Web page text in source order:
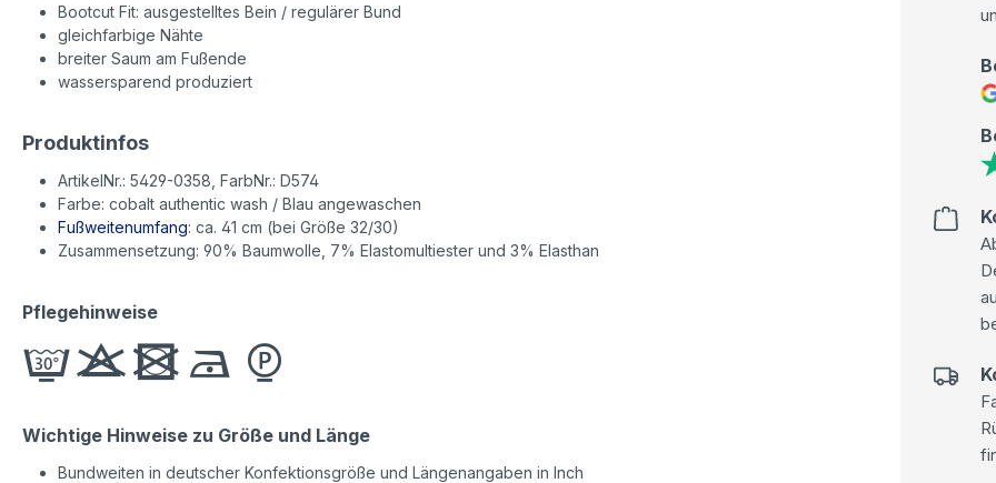
Bootcut Fit: ausgestelltes Bein / regulärer Bund
gleichfarbige Nähte
breiter Saum am Fußende
wassersparend produziert
Produktinfos
ArtikelNr.: 5429-0358, FarbNr.: D574
Farbe: cobalt authentic wash / Blau angewaschen
Fußweitenumfang: ca. 41 cm (bei Größe 32/30)
Zusammensetzung: 90% Baumwolle, 7% Elastomultiester und 3% Elasthan
Pflegehinweise
Wichtige Hinweise zu Größe und Länge
Bundweiten in deutscher Konfektionsgröße und Längenangaben in Inch